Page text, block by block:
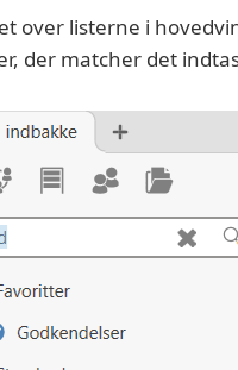
over listerne i
der matcher det